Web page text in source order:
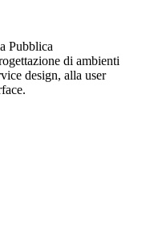
Pubblica
di ambienti
design, alla user